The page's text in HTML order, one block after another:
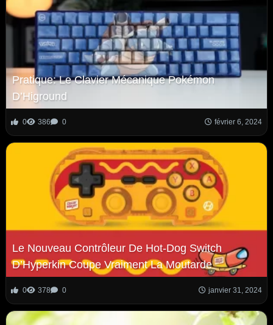
Pratique: Le Clavier Mécanique Pokémon
D’Higround
0 386 0 février 6, 2024
Le Nouveau Contrôleur De Hot-Dog Switch
D’Hyperkin Coupe Vraiment La Moutarde
0 378 0 janvier 31, 2024